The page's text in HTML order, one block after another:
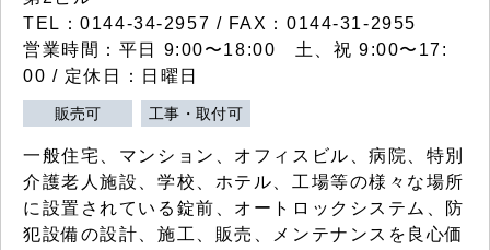
TEL：0144-34-2957 / FAX：0144-31-2955
営業時間：平日 9:00〜18:00 土、祝 9:00〜17:
00 / 定休日：日曜日
販売可 工事・取付可
一般住宅、マンション、オフィスビル、病院、特別
介護老人施設、学校、ホテル、工場等の様々な場所
に設置されている錠前、オートロックシステム、防
犯設備の設計、施工、販売、メンテナンスを良心価